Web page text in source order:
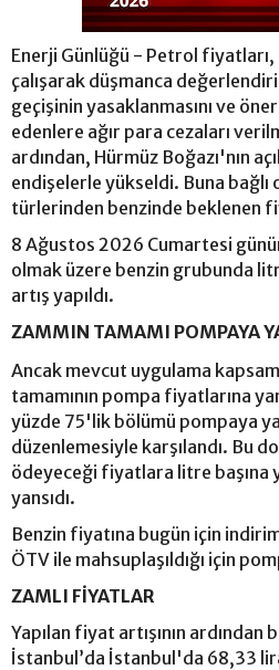
Enerji Günlüğü - Petrol
çalışarak düşmanca
geçişinin yasaklanmasını ve
edenlere ağır para cezaları
ardından, Hürmüz Boğazı'nın
endişelerle yükseldi. Buna bağlı
türlerinden benzinde beklenen
8 Ağustos 2026 Cumartesi
olmak üzere benzin grubunda
artış yapıldı.
ZAMMIN TAMAMI POMPAYA
Ancak mevcut uygulama
tamamının pompa fiyatlarına
yüzde 75'lik bölümü pompaya
düzenlemesiyle karşılandı. Bu
ödeyeceği fiyatlara litre başına
yansıdı.
Benzin fiyatına bugün için
ÖTV ile mahsuplaşıldığı için
ZAMLI FİYATLAR
Yapılan fiyat artışının ardından
İstanbul’da İstanbul'da 68,33